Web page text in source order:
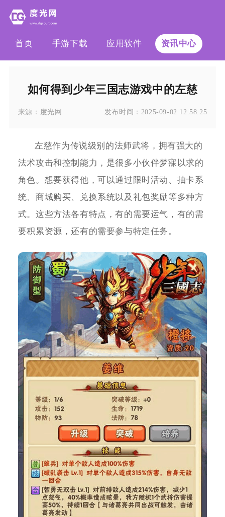
首页 手游下载 应用软件 资讯中心
如何得到少年三国志游戏中的左慈
来源： 度光网 发布时间： 2025-09-02 12:58:25
左慈作为传说级别的法师武将，拥有强大的
法术攻击和控制能力，是很多小伙伴梦寐以求的
角色。想要获得他，可以通过限时活动、抽卡系
统、商城购买、兑换系统以及礼包奖励等多种方
式。这些方法各有特点，有的需要运气，有的需
要积累资源，还有的需要参与特定任务。